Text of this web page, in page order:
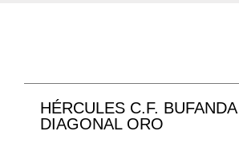
HÉRCULES C.F. BUFANDA
DIAGONAL ORO